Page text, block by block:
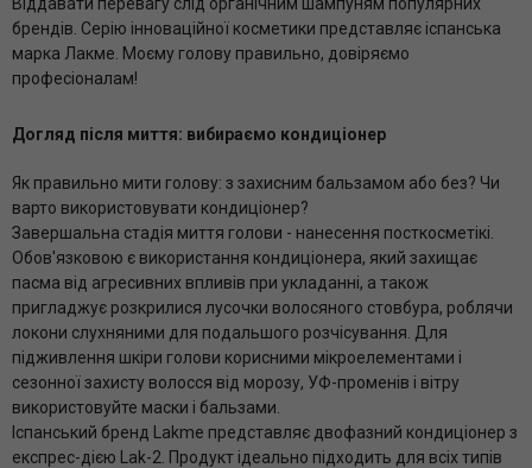
брендів. Серію інноваційної косметики представляє іспанська
марка Лакме. Моєму голову правильно, довіряємо
професіоналам!
Догляд після миття: вибираємо кондиціонер
Як правильно мити голову: з захисним бальзамом або без? Чи
варто використовувати кондиціонер?
Завершальна стадія миття голови - нанесення посткосметікі.
Обов'язковою є використання кондиціонера, який захищає
пасма від агресивних впливів при укладанні, а також
пригладжує розкрилися лусочки волосяного стовбура, роблячи
локони слухняними для подальшого розчісування. Для
підживлення шкіри голови корисними мікроелементами і
сезонної захисту волосся від морозу, УФ-променів і вітру
використовуйте маски і бальзами.
Іспанський бренд Lakme представляє двофазний кондиціонер з
експрес-дією Lak-2. Продукт ідеально підходить для всіх типів